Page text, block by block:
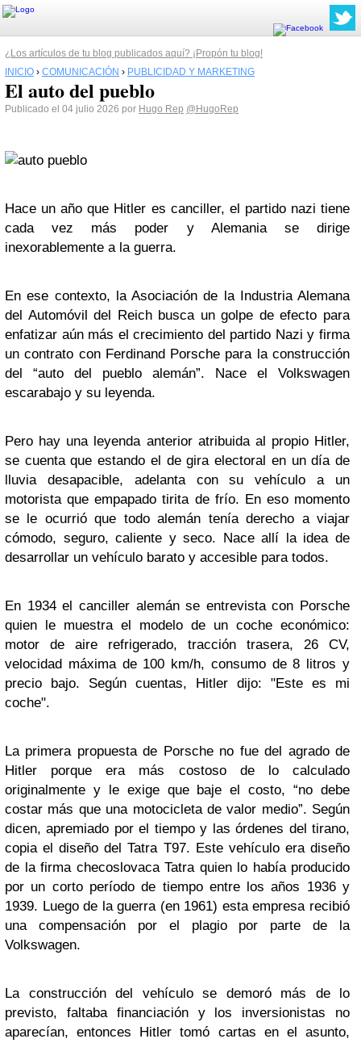
¿Los artículos de tu blog publicados aquí? ¡Propón tu blog!
INICIO › COMUNICACIÓN › PUBLICIDAD Y MARKETING
El auto del pueblo
Publicado el 04 julio 2026 por Hugo Rep @HugoRep
Hace un año que Hitler es canciller, el partido nazi tiene
cada vez más poder y Alemania se dirige
inexorablemente a la guerra.
En ese contexto, la Asociación de la Industria Alemana
del Automóvil del Reich busca un golpe de efecto para
enfatizar aún más el crecimiento del partido Nazi y firma
un contrato con Ferdinand Porsche para la construcción
del “auto del pueblo alemán”. Nace el Volkswagen
escarabajo y su leyenda.
Pero hay una leyenda anterior atribuida al propio Hitler,
se cuenta que estando el de gira electoral en un día de
lluvia desapacible, adelanta con su vehículo a un
motorista que empapado tirita de frío. En eso momento
se le ocurrió que todo alemán tenía derecho a viajar
cómodo, seguro, caliente y seco. Nace allí la idea de
desarrollar un vehículo barato y accesible para todos.
En 1934 el canciller alemán se entrevista con Porsche
quien le muestra el modelo de un coche económico:
motor de aire refrigerado, tracción trasera, 26 CV,
velocidad máxima de 100 km/h, consumo de 8 litros y
precio bajo. Según cuentas, Hitler dijo: "Este es mi
coche".
La primera propuesta de Porsche no fue del agrado de
Hitler porque era más costoso de lo calculado
originalmente y le exige que baje el costo, “no debe
costar más que una motocicleta de valor medio”. Según
dicen, apremiado por el tiempo y las órdenes del tirano,
copia el diseño del Tatra T97. Este vehículo era diseño
de la firma checoslovaca Tatra quien lo había producido
por un corto período de tiempo entre los años 1936 y
1939. Luego de la guerra (en 1961) esta empresa recibió
una compensación por el plagio por parte de la
Volkswagen.
La construcción del vehículo se demoró más de lo
previsto, faltaba financiación y los inversionistas no
aparecían, entonces Hitler tomó cartas en el asunto,